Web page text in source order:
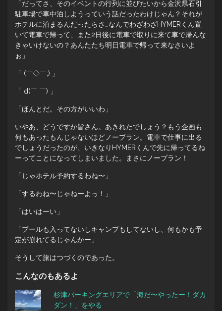
「だってさ、そのイベントの行列に並びたいから金沢県石引
駐車場で車中泊しようっていう話だったわけじゃん？それが
ホテルに泊まるんだったらさ…なんでわざわざHYMERくん置
いて電車で帰って、また2日後に電車で取りに来て車で帰んな
きゃいけないの？あんたたち明日電車で帰って来なさいよ
ぉ」
「 (￣◇￣;) 」
「 d(￣ ￣) 」
「ほんとだ。その方がいいわ」
いやあ、どうですか皆さん。あきれたでしょう？もう企画も
何もあったもんじゃないほどノープラン。電車で仕事に出る
でしょうだったのが、いきなりHYMERくんで先に帰ってるね
ーってことになってしまいました。まさにノープラン！
「じゃホテル予約するわね〜」
「するわね〜じゃねーよっ！」
「はいはーい」
「プールも入ってないしキャンプもしてないし、何もかも予
定が崩れてるじゃんかー」
そうして旅はつづくのであった。
こんなのもあるよ
杉津パーキングエリアで「海だ〜やったー！ダカ
ダン！」をやる